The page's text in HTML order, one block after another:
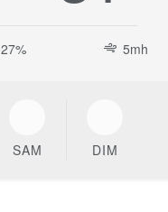
27% 5mh
SAM DIM